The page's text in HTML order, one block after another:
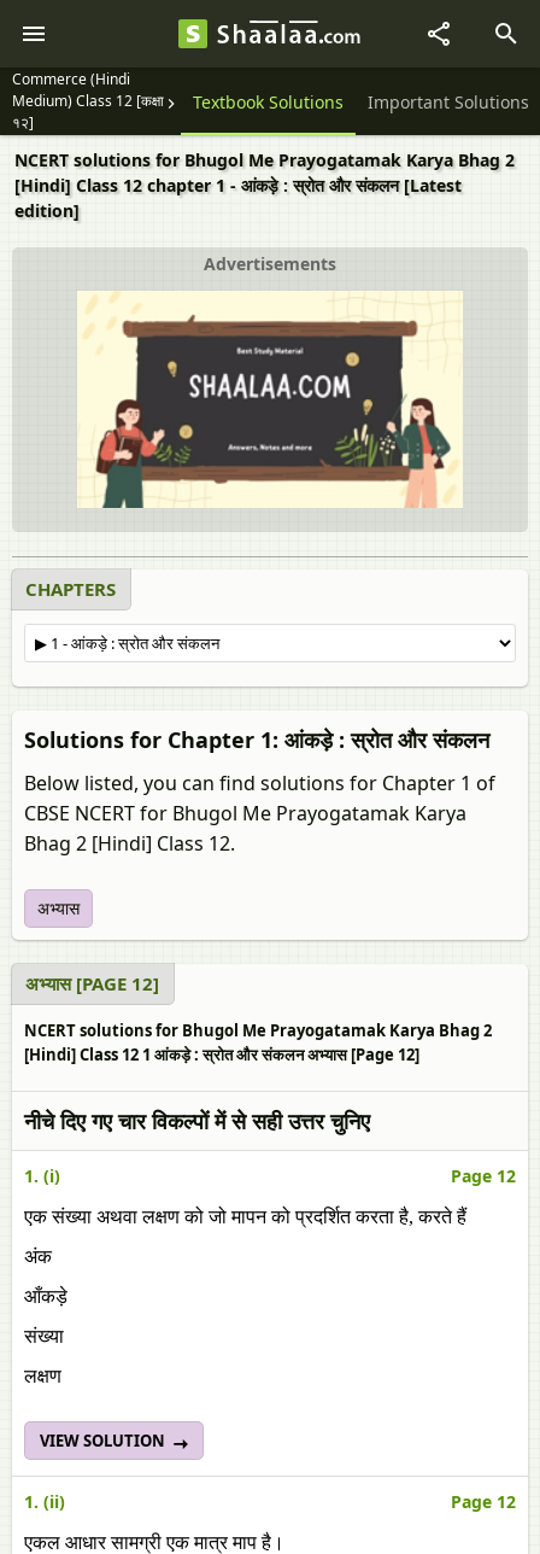
Commerce (Hindi
Medium) Class 12 [कक्षा
१२]
Question Papers Textbook Solutions Important Solutions
NCERT solutions for Bhugol Me Prayogatamak Karya Bhag 2
[Hindi] Class 12 chapter 1 - आंकड़े : स्रोत और संकलन [Latest
edition]
Advertisements
CHAPTERS
Solutions for Chapter 1: आंकड़े : स्रोत और संकलन
Below listed, you can find solutions for Chapter 1 of
CBSE NCERT for Bhugol Me Prayogatamak Karya
Bhag 2 [Hindi] Class 12.
अभ्यास
अभ्यास [PAGE 12]
NCERT solutions for Bhugol Me Prayogatamak Karya Bhag 2
[Hindi] Class 12 1 आंकड़े : स्रोत और संकलन अभ्यास [Page 12]
नीचे दिए गए चार विकल्पों में से सही उत्तर चुनिए
1. (i) Page 12
एक संख्या अथवा लक्षण को जो मापन को प्रदर्शित करता है, करते हैं
अंक
आँकड़े
संख्या
लक्षण
VIEW SOLUTION
1. (ii) Page 12
एकल आधार सामग्री एक मात्र माप है।